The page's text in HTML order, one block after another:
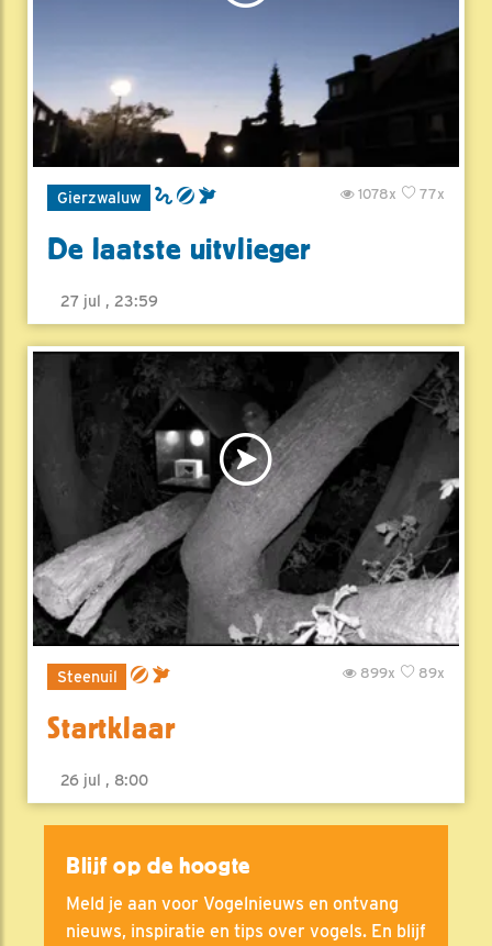
Gierzwaluw 77x
1078x
De laatste uitvlieger
27 jul , 23:59
Steenuil 89x
899x
Startklaar
26 jul , 8:00
Blijf op de hoogte
Meld je aan voor Vogelnieuws en ontvang
nieuws, inspiratie en tips over vogels. En blijf